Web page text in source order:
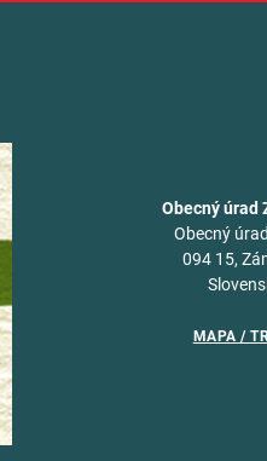
Obecný úrad
Obecný
094 15,
MAPA /